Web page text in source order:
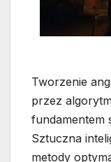
Tworzenie
przez
fundamentem
Sztuczna
metody